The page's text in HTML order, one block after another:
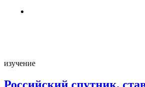
изучение